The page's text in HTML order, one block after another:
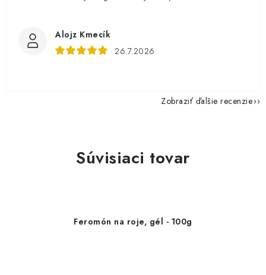
Alojz Kmecík
26.7.2026
Zobraziť ďalšie recenzie
Súvisiaci tovar
Feromón na roje, gél - 100g